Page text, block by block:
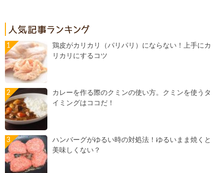
鶏皮がカリカリ（パリパリ）にならない！上手にカ
リカリにするコツ
カレーを作る際のクミンの使い方。クミンを使うタ
イミングはココだ！
ハンバーグがゆるい時の対処法！ゆるいまま焼くと
美味しくない？